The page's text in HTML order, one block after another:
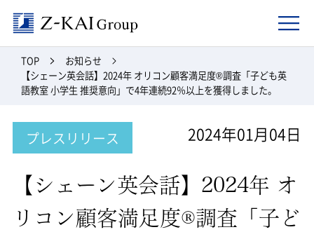
TOP
お知らせ
【シェーン英会話】2024年 オリコン顧客満足度®調査「子ども英
語教室 小学生 推奨意向」で4年連続92％以上を獲得しました。
プレスリリース 2024年01月04日
【シェーン英会話】2024年 オ
リコン顧客満足度®調査「子ど